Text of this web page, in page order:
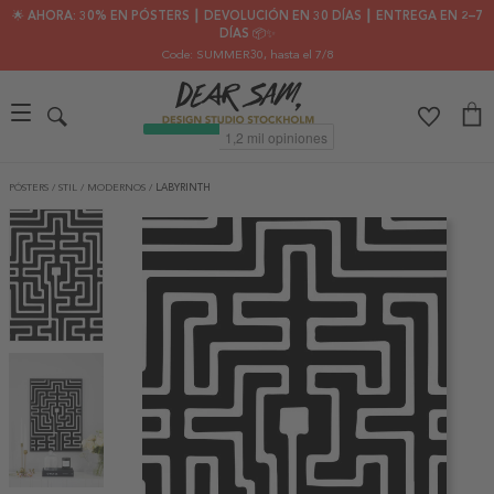
🌟 AHORA: 30% EN PÓSTERS ┃ DEVOLUCIÓN EN 30 DÍAS ┃ ENTREGA EN 2–7
DÍAS 📦✨
Code: SUMMER30, hasta el 7/8
PÓSTERS / STIL / MODERNOS / LABYRINTH